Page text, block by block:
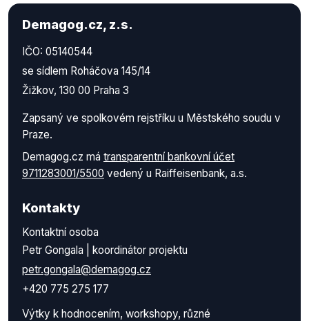
Demagog.cz, z.s.
IČO: 05140544
se sídlem Roháčova 145/14
Žižkov, 130 00 Praha 3
Zapsaný ve spolkovém rejstříku u Městského soudu v
Praze.
Demagog.cz má transparentní bankovní účet
9711283001/5500 vedený u Raiffeisenbank, a.s.
Kontakty
Kontaktní osoba
Petr Gongala | koordinátor projektu
petr.gongala@demagog.cz
+420 775 275 177
Výtky k hodnocením, workshopy, různé